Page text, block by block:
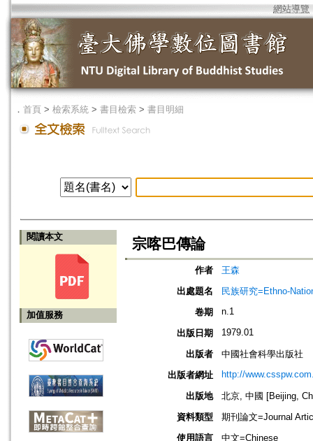
網站導覽
． 首頁 > 檢索系統 > 書目檢索 > 書目明細
閱讀本文
加值服務
宗喀巴傳論
作者
王森
出處題名
民族研究=Ethno-
卷期
n.1
出版日期 1979.01
出版者
中國社會科學出版社
出版者網址
http://
出版地
北京, 中國 [Beijing,
資料類型
期刊論文=Journal
使用語言
中文=Chinese